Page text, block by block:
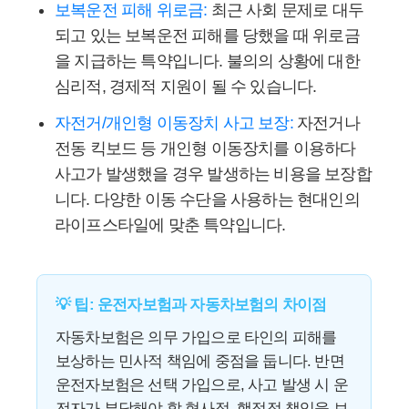
보복운전 피해 위로금: 최근 사회 문제로 대두
되고 있는 보복운전 피해를 당했을 때 위로금
을 지급하는 특약입니다. 불의의 상황에 대한
심리적, 경제적 지원이 될 수 있습니다.
자전거/개인형 이동장치 사고 보장:자전거나
전동 킥보드 등 개인형 이동장치를 이용하다
사고가 발생했을 경우 발생하는 비용을 보장합
니다. 다양한 이동 수단을 사용하는 현대인의
라이프스타일에 맞춘 특약입니다.
💡 팁: 운전자보험과 자동차보험의 차이점
자동차보험은 의무 가입으로 타인의 피해를
보상하는 민사적 책임에 중점을 둡니다. 반면
운전자보험은 선택 가입으로, 사고 발생 시 운